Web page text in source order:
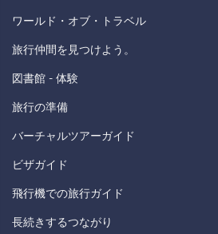
ワールド・オブ・トラベル
旅行仲間を見つけよう。
図書館 - 体験
旅行の準備
バーチャルツアーガイド
ビザガイド
飛行機での旅行ガイド
長続きするつながり